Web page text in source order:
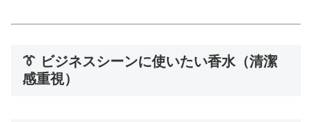
👔 ビジネスシーンに使いたい香水（清潔
感重視）